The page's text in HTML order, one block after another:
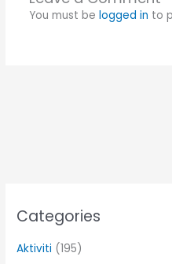
You must be logged in to
Categories
Aktiviti (195)